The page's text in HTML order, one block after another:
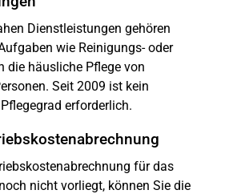
Dienstleistungen gehören
wie Reinigungs- oder
die häusliche Pflege von
Seit 2009 ist kein
erforderlich.
für das
nicht vorliegt, können Sie die